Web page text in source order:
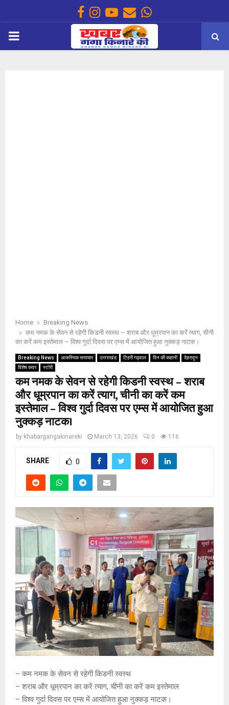
Facebook
Instagram
Youtube
EmailWhatsapp
PRIMARY
Home
Breaking News
कम नमक के सेवन से रहेगी किडनी स्वस्थ – शराब और धूम्रपान का करें त्याग, चीनी
का करें कम इस्तेमाल – विश्व गुर्दा दिवस पर एम्स में आयोजित हुआ नुक्कड़ नाटक।
Breaking News आकस्मिक समाचार उत्तराखंड टिहरी गढ़वाल दिन की कहानी
देहरादून
विशेष कवर
स्टोरी
कम नमक के सेवन से रहेगी किडनी स्वस्थ – शराब
और धूम्रपान का करें त्याग, चीनी का करें कम
इस्तेमाल – विश्व गुर्दा दिवस पर एम्स में आयोजित हुआ
नुक्कड़ नाटक।
by khabargangakinareki March 13, 2026 0 116
SHARE 0
– कम नमक के सेवन से रहेगी किडनी स्वस्थ
– शराब और धूम्रपान का करें त्याग, चीनी का करें कम इस्तेमाल
– विश्व गुर्दा दिवस पर एम्स में आयोजित हुआ नुक्कड़ नाटक।